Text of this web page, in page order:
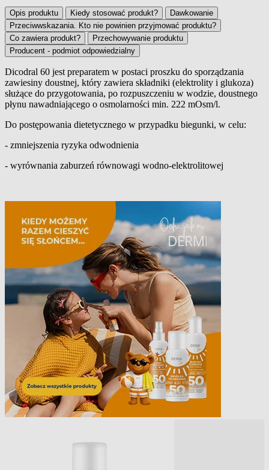
Opis produktu Kiedy stosować produkt?
Dawkowanie
Przeciwwskazania. Kto nie powinien przyjmować produktu?
Co zawiera produkt?
Przechowywanie produktu
Producent - podmiot odpowiedzialny
Opis produktu
Dicodral 60 jest preparatem w postaci proszku do sporządzania
zawiesiny doustnej, który zawiera składniki (elektrolity i glukoza)
służące do przygotowania, po rozpuszczeniu w wodzie, doustnego
płynu nawadniającego o osmolarności min. 222 mOsm/l.
Do postępowania dietetycznego w przypadku biegunki, w celu:
- zmniejszenia ryzyka odwodnienia
- wyrównania zaburzeń równowagi wodno-elektrolitowej